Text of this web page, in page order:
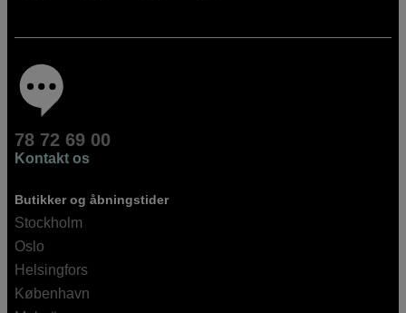
78 72 69 00
Kontakt os
Butikker og åbningstider
Stockholm
Oslo
Helsingfors
København